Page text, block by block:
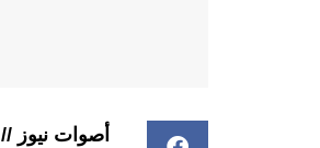
أصوات نيوز //